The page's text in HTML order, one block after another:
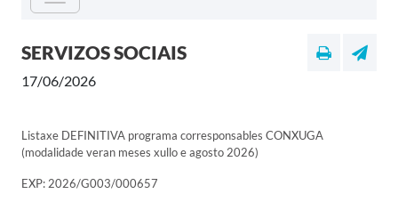
SERVIZOS SOCIAIS
17/06/2026
Listaxe DEFINITIVA programa corresponsables CONXUGA
(modalidade veran meses xullo e agosto 2026)
EXP: 2026/G003/000657